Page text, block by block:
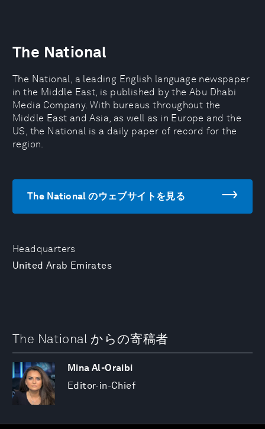
Headquarters
United Arab Emirates
The National
The National, a leading English language newspaper
in the Middle East, is published by the Abu Dhabi
Media Company. With bureaus throughout the
Middle East and Asia, as well as in Europe and the
US, the National is a daily paper of record for the
region.
The National のウェブサイトを見る
The National からの寄稿者
Mina Al-Oraibi
Editor-in-Chief